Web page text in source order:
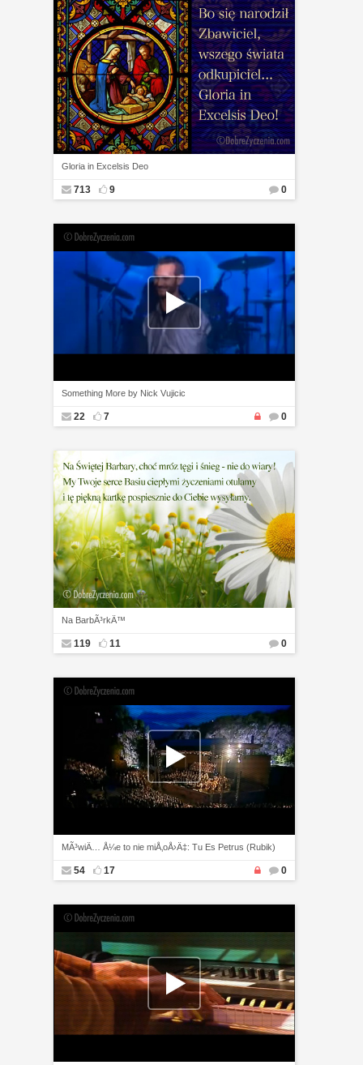
Gloria in Excelsis Deo
713 9 0
Something More by Nick Vujicic
22 7 0
Na BarbÃ³rkÄ™
119 11 0
MÃ³wiÄ… Å¼e to nie miÅ‚oÅ›Ä‡: Tu Es Petrus (Rubik)
54 17 0